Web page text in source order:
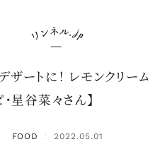
ートに！ レモンクリー
・星谷菜々さん】
FOOD ： 2022.05.01